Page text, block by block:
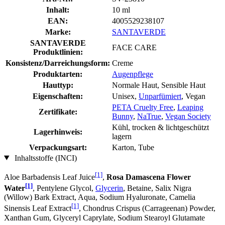
Inhalt:
10 ml
EAN:
4005529238107
Marke:
SANTAVERDE
SANTAVERDE
Produktlinien:
FACE CARE
Konsistenz/Darreichungsform: Creme
Produktarten:
Augenpflege
Hauttyp:
Normale Haut, Sensible Haut
Eigenschaften:
Unisex, Unparfümiert, Vegan
Zertifikate:
PETA Cruelty Free, Leaping
Bunny, NaTrue, Vegan Society
Lagerhinweis:
Kühl, trocken & lichtgeschützt
lagern
Verpackungsart:
Karton, Tube
Inhaltsstoffe (INCI)
Aloe Barbadensis Leaf Juice[1], Rosa Damascena Flower
Water[1], Pentylene Glycol, Glycerin, Betaine, Salix Nigra
(Willow) Bark Extract, Aqua, Sodium Hyaluronate, Camelia
Sinensis Leaf Extract[1], Chondrus Crispus (Carrageenan) Powder,
Xanthan Gum, Glyceryl Caprylate, Sodium Stearoyl Glutamate